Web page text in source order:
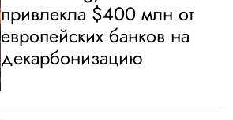
привлекла $400 млн от
европейских банков на
декарбонизацию